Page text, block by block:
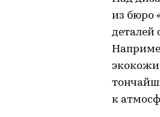
из бюро
деталей
к